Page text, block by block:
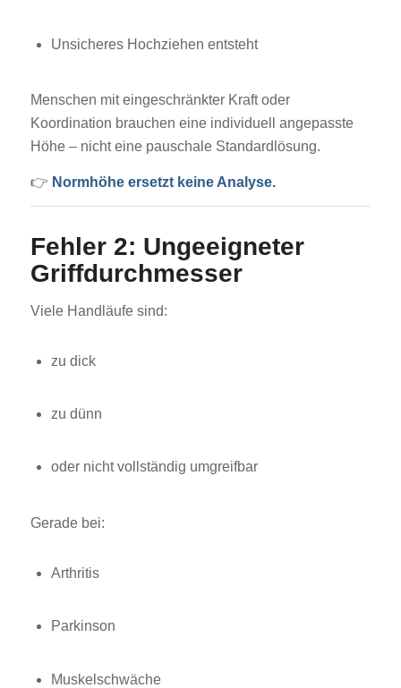
Unsicheres Hochziehen entsteht
Menschen mit eingeschränkter Kraft oder
Koordination brauchen eine individuell angepasste
Höhe – nicht eine pauschale Standardlösung.
👉 Normhöhe ersetzt keine Analyse.
Fehler 2: Ungeeigneter
Griffdurchmesser
Viele Handläufe sind:
zu dick
zu dünn
oder nicht vollständig umgreifbar
Gerade bei:
Arthritis
Parkinson
Muskelschwäche